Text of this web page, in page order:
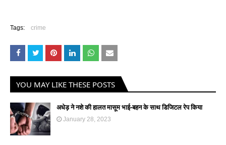
Tags: crime
YOU MAY LIKE THESE POSTS
अधेड़ ने नशे की हालत मासूम भाई-बहन के साथ डिजिटल रेप किया
January 28, 2023